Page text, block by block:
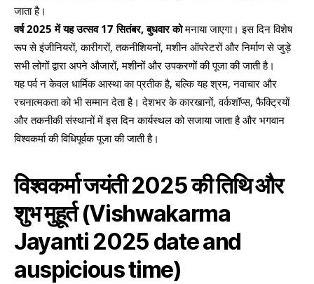
जाता है।
वर्ष 2025 में यह उत्सव 17 सितंबर, बुधवार कोमनाया जाएगा। इस दिन विशेष
रूप से इंजीनियरों, कारीगरों, तकनीशियनों, मशीन ऑपरेटरों और निर्माण से जुड़े
सभी लोगों द्वारा अपने औजारों, मशीनों और उपकरणों की पूजा की जाती है।
यह पर्व न केवल धार्मिक आस्था का प्रतीक है, बल्कि यह श्रम, नवाचार और
रचनात्मकता को भी सम्मान देता है। देशभर के कारखानों, वर्कशॉप्स, फैक्ट्रियों
और तकनीकी संस्थानों में इस दिन कार्यस्थल को सजाया जाता है और भगवान
विश्वकर्मा की विधिपूर्वक पूजा की जाती है।
विश्वकर्मा जयंती 2025 की तिथि और
शुभ मुहूर्त(Vishwakarma
Jayanti 2025 date and
auspicious time)